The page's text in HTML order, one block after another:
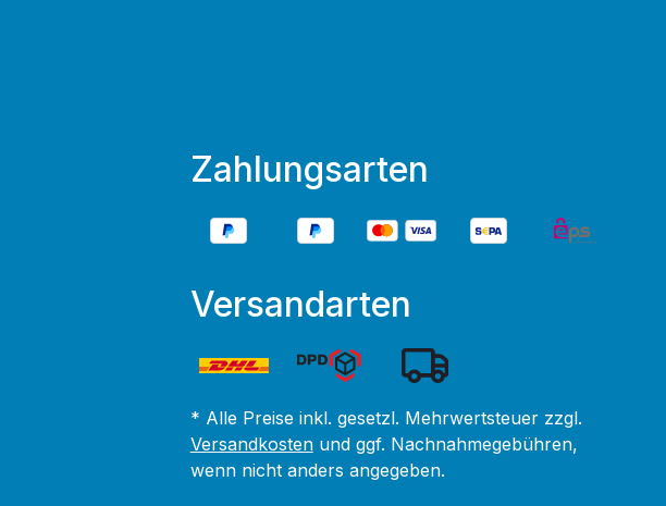
Zahlungsarten
Versandarten
* Alle Preise inkl. gesetzl. Mehrwertsteuer zzgl.
Versandkostenund ggf. Nachnahmegebühren,
wenn nicht anders angegeben.